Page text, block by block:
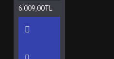
6.009,00TL